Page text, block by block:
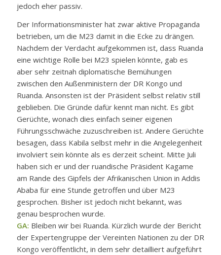
jedoch eher passiv.
Der Informationsminister hat zwar aktive Propaganda
betrieben, um die M23 damit in die Ecke zu drängen.
Nachdem der Verdacht aufgekommen ist, dass Ruanda
eine wichtige Rolle bei M23 spielen könnte, gab es
aber sehr zeitnah diplomatische Bemühungen
zwischen den Außenministern der DR Kongo und
Ruanda. Ansonsten ist der Präsident selbst relativ still
geblieben. Die Gründe dafür kennt man nicht. Es gibt
Gerüchte, wonach dies einfach seiner eigenen
Führungsschwäche zuzuschreiben ist. Andere Gerüchte
besagen, dass Kabila selbst mehr in die Angelegenheit
involviert sein könnte als es derzeit scheint. Mitte Juli
haben sich er und der ruandische Präsident Kagame
am Rande des Gipfels der Afrikanischen Union in Addis
Ababa für eine Stunde getroffen und über M23
gesprochen. Bisher ist jedoch nicht bekannt, was
genau besprochen wurde.
GA: Bleiben wir bei Ruanda. Kürzlich wurde der Bericht
der Expertengruppe der Vereinten Nationen zu der DR
Kongo veröffentlicht, in dem sehr detailliert aufgeführt